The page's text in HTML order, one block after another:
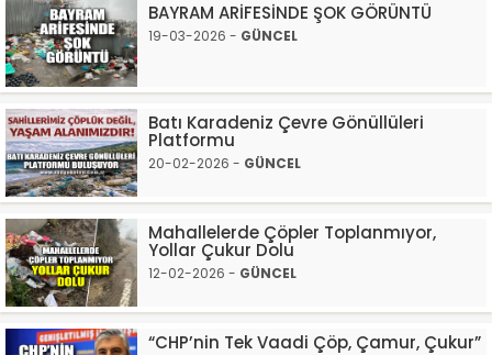
BAYRAM ARİFESİNDE ŞOK GÖRÜNTÜ
19-03-2026 - GÜNCEL
Batı Karadeniz Çevre Gönüllüleri
Platformu
20-02-2026 - GÜNCEL
Mahallelerde Çöpler Toplanmıyor,
Yollar Çukur Dolu
12-02-2026 - GÜNCEL
“CHP’nin Tek Vaadi Çöp, Çamur, Çukur”